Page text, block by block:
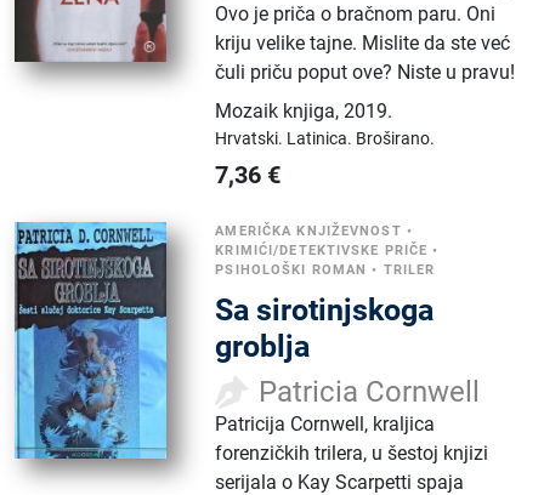
Ovo je priča o bračnom paru. Oni
kriju velike tajne. Mislite da ste već
čuli priču poput ove? Niste u pravu!
Mozaik knjiga,2019.
Hrvatski. Latinica. Broširano.
7,36 €
AMERIČKA KNJIŽEVNOST •
KRIMIĆI/DETEKTIVSKE PRIČE •
PSIHOLOŠKI ROMAN • TRILER
Sa sirotinjskoga
groblja
Patricia Cornwell
Patricija Cornwell, kraljica
forenzičkih trilera, u šestoj knjizi
serijala o Kay Scarpetti spaja